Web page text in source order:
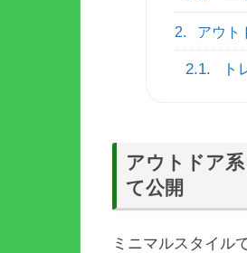
2. アウト
2.1. ト
アウトドア
て公開
ミニマルスタイル